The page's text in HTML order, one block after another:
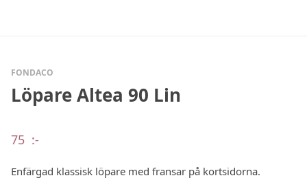
FONDACO
Löpare Altea 90 Lin
75 :-
Enfärgad klassisk löpare med fransar på kortsidorna.